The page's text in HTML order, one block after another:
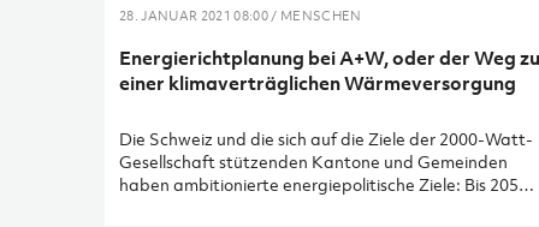
28. JANUAR 2021 08:00 / MENSCHEN
Energierichtplanung bei A+W, oder der Weg zu
einer klimaverträglichen Wärmeversorgung
Die Schweiz und die sich auf die Ziele der 2000-Watt-
Gesellschaft stützenden Kantone und Gemeinden
haben ambitionierte energiepolitische Ziele: Bis 2050